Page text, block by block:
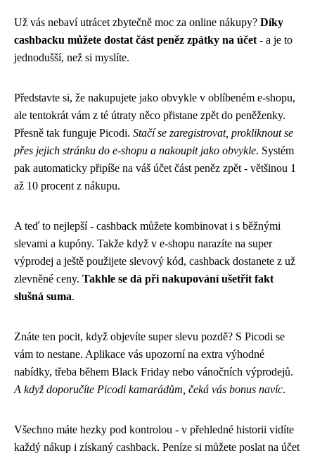
Už vás nebaví utrácet zbytečně moc za online nákupy? Díky
cashbacku můžete dostat část peněz zpátky na účet - a je to
jednodušší, než si myslíte.
Představte si, že nakupujete jako obvykle v oblíbeném e-shopu,
ale tentokrát vám z té útraty něco přistane zpět do peněženky.
Přesně tak funguje Picodi. Stačí se zaregistrovat, prokliknout se
přes jejich stránku do e-shopu a nakoupit jako obvykle. Systém
pak automaticky připíše na váš účet část peněz zpět - většinou 1
až 10 procent z nákupu.
A teď to nejlepší - cashback můžete kombinovat i s běžnými
slevami a kupóny. Takže když v e-shopu narazíte na super
výprodej a ještě použijete slevový kód, cashback dostanete z už
zlevněné ceny. Takhle se dá při nakupování ušetřit fakt
slušná suma.
Znáte ten pocit, když objevíte super slevu pozdě? S Picodi se
vám to nestane. Aplikace vás upozorní na extra výhodné
nabídky, třeba během Black Friday nebo vánočních výprodejů.
A když doporučíte Picodi kamarádům, čeká vás bonus navíc.
Všechno máte hezky pod kontrolou - v přehledné historii vidíte
každý nákup i získaný cashback. Peníze si můžete poslat na účet